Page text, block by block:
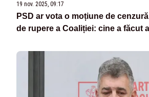
19 nov. 2025, 09:17
PSD ar vota o moțiune de
de rupere a Coaliției: cine a făcut